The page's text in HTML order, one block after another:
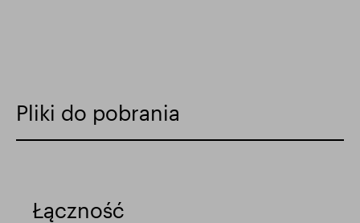
Pliki do pobrania
Łączność